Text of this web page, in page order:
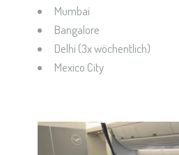
Mumbai
Bangalore
Delhi (3x wöchentlich)
Mexico City